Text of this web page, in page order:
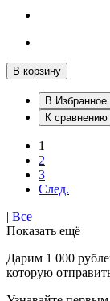
В корзину
В Избранное
К сравнению
1
2
3
След.
| Все
Показать ещё
Дарим 1 000
которую